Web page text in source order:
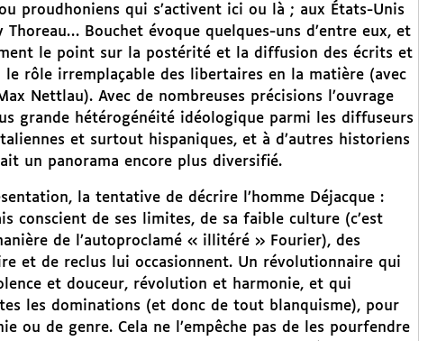
proudhoniens qui s’activent ici ou là ; aux États-Unis
Bouchet évoque quelques-uns d’entre eux, et
le point sur la postérité et la diffusion des écrits et
le rôle irremplaçable des libertaires en la matière (avec
Nettlau). Avec de nombreuses précisions l’ouvrage
grande hétérogénéité idéologique parmi les diffuseurs
et surtout hispaniques, et à d’autres historiens
un panorama encore plus diversifié.
la tentative de décrire l’homme Déjacque :
conscient de ses limites, de sa faible culture (c’est
de l’autoproclamé « illitéré » Fourier), des
et de reclus lui occasionnent. Un révolutionnaire qui
et douceur, révolution et harmonie, et qui
les dominations (et donc de tout blanquisme), pour
ou de genre. Cela ne l’empêche pas de les pourfendre